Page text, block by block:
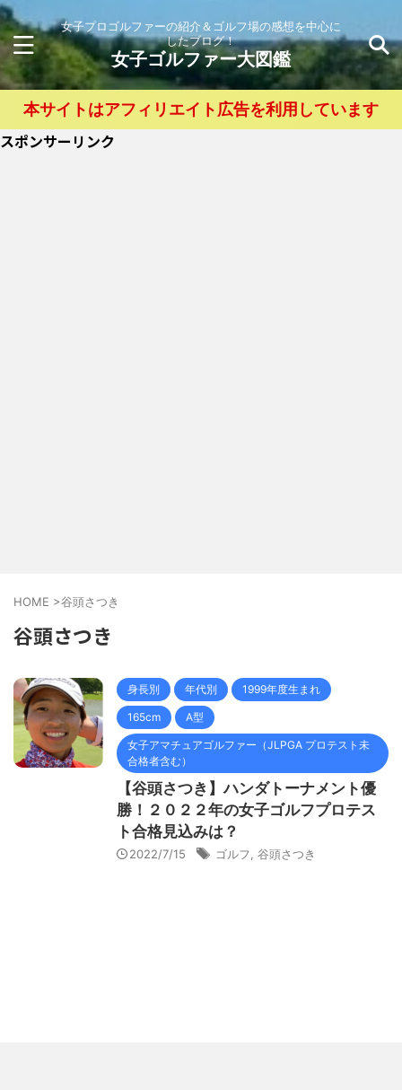
女子プロゴルファーの紹介＆ゴルフ場の感想を中心に
したブログ！
女子ゴルファー大図鑑
本サイトはアフィリエイト広告を利用しています
スポンサーリンク
HOME >谷頭さつき
谷頭さつき
身長別 年代別 1999年度生まれ
165cm A型
女子アマチュアゴルファー（JLPGA プロテスト未
合格者含む）
【谷頭さつき】ハンダトーナメント優
勝！２０２２年の女子ゴルフプロテス
ト合格見込みは？
2022/7/15 ゴルフ 谷頭さつき